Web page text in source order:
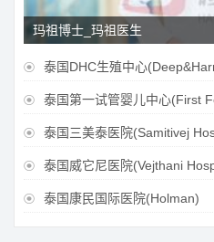
玛祖博士_玛祖医生
 泰国DHC生殖中心
 泰国第一试管婴儿中心(First
 泰国三美泰医院(Samitivej
 泰国威它尼医院(Vejthani
 泰国康民国际医院(Holman)